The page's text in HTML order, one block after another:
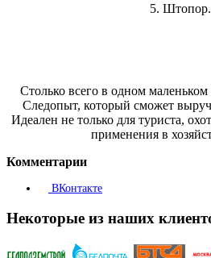
5. Штопор.
Столько всего в одном маленьком
Следопыт, который сможет
Идеален не только для туриста,
применения в
Комментарии
ВКонтакте
Некоторые из наших